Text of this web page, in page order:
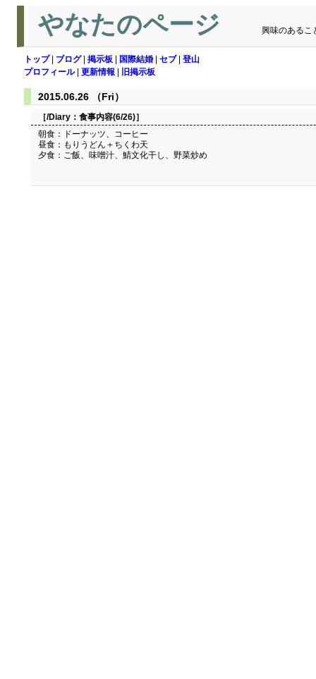
やなたのページ 興味のあるこ
トップ| ブログ| 掲示板 国際結婚 セブ| 登山
プロフィール| 更新情報 旧掲示板
2015.06.26 （Fri）
［/Diary： 食事内容(6/26)］
朝食：ドーナッツ、コーヒー
昼食：もりうどん＋ちくわ天
夕食：ご飯、味噌汁、鯖文化干し、野菜炒め